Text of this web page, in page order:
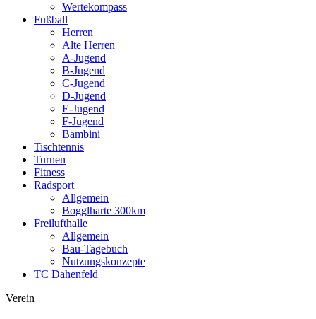
Wertekompass
Fußball
Herren
Alte Herren
A-Jugend
B-Jugend
C-Jugend
D-Jugend
E-Jugend
F-Jugend
Bambini
Tischtennis
Turnen
Fitness
Radsport
Allgemein
Bogglharte 300km
Freilufthalle
Allgemein
Bau-Tagebuch
Nutzungskonzepte
TC Dahenfeld
Verein